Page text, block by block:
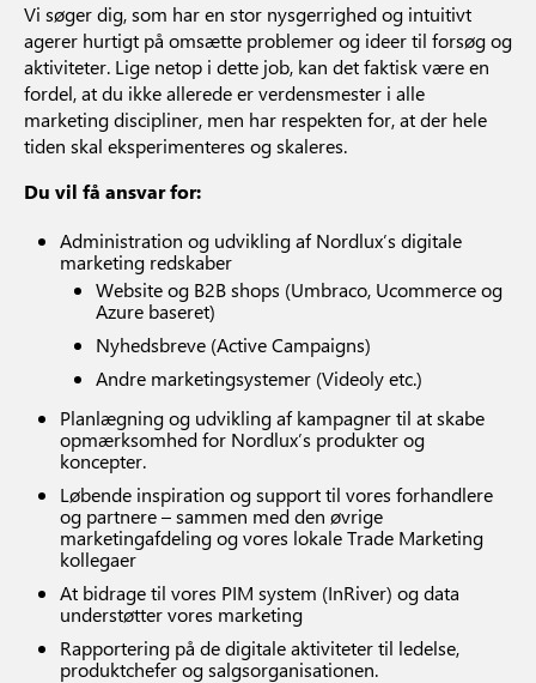
Vi søger dig, som har en stor nysgerrighed og intuitivt
agerer hurtigt på omsætte problemer og ideer til forsøg og
aktiviteter. Lige netop i dette job, kan det faktisk være en
fordel, at du ikke allerede er verdensmester i alle
marketing discipliner, men har respekten for, at der hele
tiden skal eksperimenteres og skaleres.
Du vil få ansvar for:
Administration og udvikling af Nordlux’s digitale
marketing redskaber
Website og B2B shops (Umbraco, Ucommerce og
Azure baseret)
Nyhedsbreve (Active Campaigns)
Andre marketingsystemer (Videoly etc.)
Planlægning og udvikling af kampagner til at skabe
opmærksomhed for Nordlux’s produkter og
koncepter.
Løbende inspiration og support til vores forhandlere
og partnere – sammen med den øvrige
marketingafdeling og vores lokale Trade Marketing
kollegaer
At bidrage til vores PIM system (InRiver) og data
understøtter vores marketing
Rapportering på de digitale aktiviteter til ledelse,
produktchefer og salgsorganisationen.